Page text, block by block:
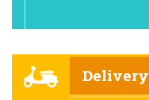
Delivery